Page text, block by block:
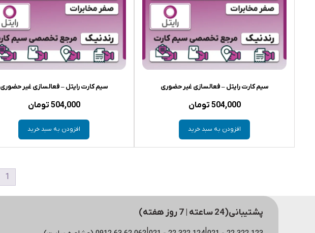
سیم کارت رایتل – فعالسازی غیر حضوری
504,000 تومان
افزودن به سبد خرید
سیم کارت رایتل – فعالسازی غیر حضوری
504,000 تومان
افزودن به سبد خرید
1
پشتیبانی(24 ساعته | 7 روز هفته)